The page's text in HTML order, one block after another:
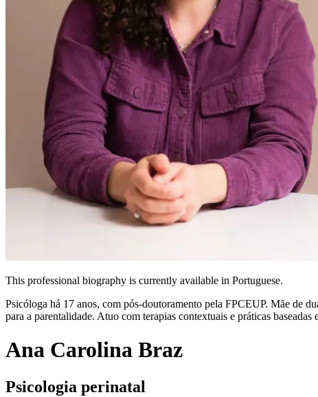
This professional biography is currently available in Portuguese.
Psicóloga há 17 anos, com pós-doutoramento pela FPCEUP. Mãe de
para a parentalidade. Atuo com terapias contextuais e práticas
Ana Carolina Braz
Psicologia perinatal